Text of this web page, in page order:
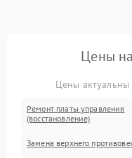
Цены
Цены
Ремонт платы управления
(восстановление)
Замена верхнего